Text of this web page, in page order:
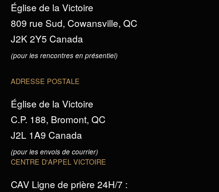
Église de la Victoire
809 rue Sud, Cowansville, QC
J2K 2Y5 Canada
(pour les rencontres en présentiel)
ADRESSE POSTALE
Église de la Victoire
C.P. 188, Bromont, QC
J2L 1A9 Canada
(pour les envois de courrier)
CENTRE D'APPEL VICTOIRE
CAV Ligne de prière 24H/7 :